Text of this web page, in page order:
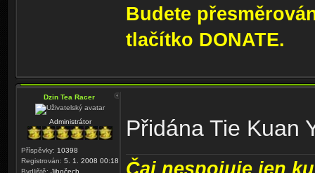
Budete
tlačítko DONATE.
Dzin Tea Racer
Administrátor
Příspěvky: 10398
Registrován: 5. 1. 2008 00:18
Přidána Tie Kuan